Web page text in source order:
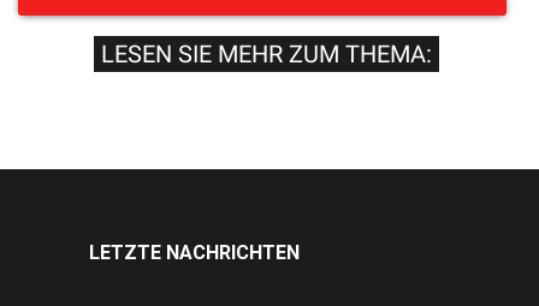
LESEN SIE MEHR ZUM THEMA:
LETZTE NACHRICHTEN